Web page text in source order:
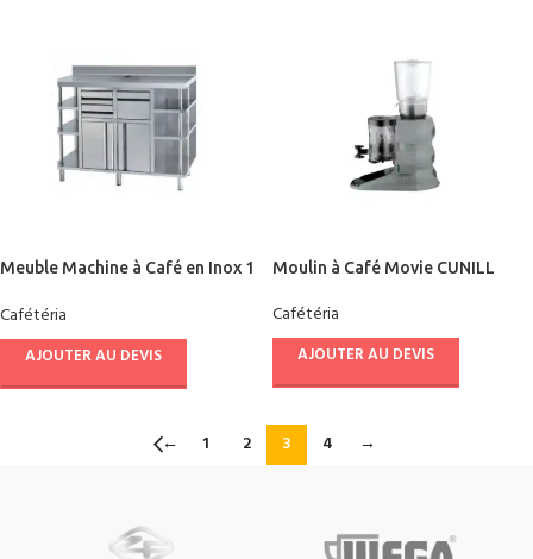
Meuble Machine à Café en Inox 1
Cafétéria
AJOUTER AU DEVIS
Moulin à Café Movie CUNILL
Cafétéria
AJOUTER AU DEVIS
← 1 2 3 4 →